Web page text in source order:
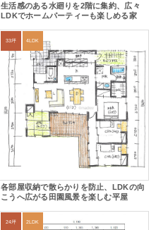
生活感のある水廻りを2階に集約、広々
LDKでホームパーティーも楽しめる家
33坪 4LDK
各部屋収納で散らかりを防止、LDKの向
こうへ広がる田園風景を楽しむ平屋
24坪 2LDK